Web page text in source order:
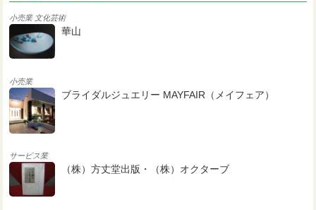
小売業 文化芸術
華山
小売業
ブライダルジュエリー MAYFAIR（メイフェア）
サービス業
（株）方丈堂出版・（株）オクターブ